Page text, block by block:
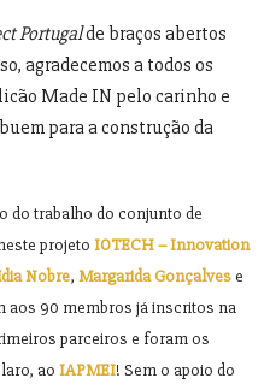
Portugalde braços abertos
agradecemos a todos os
Made IN pelo carinho e
para a construção da
do trabalho do conjunto de
projeto IOTECH – Innovation
Nobre, Margarida Gonçalvese
aos 90 membros já inscritos na
parceiros e foram os
ao IAPMEI! Sem o apoio do